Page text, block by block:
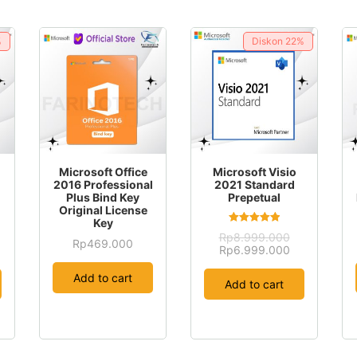
Microsoft Office
2016 Professional
Plus Bind Key
Original License
Key
Rp469.000
Add to cart
Diskon 22%
Microsoft Visio
2021 Standard
Prepetual
5.00
out of 5
Rp8.999.000
Original
Rp8.999.000.
Rp6.999.000Current
Rp6.999.000.
Add to cart